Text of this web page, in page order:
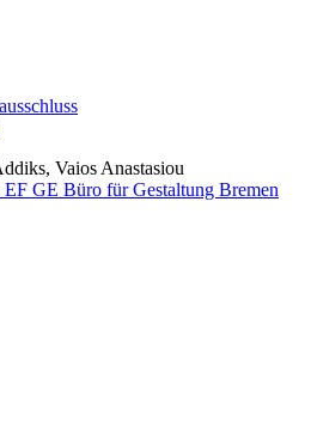
Vaios Anastasiou
GE Büro für Gestaltung Bremen